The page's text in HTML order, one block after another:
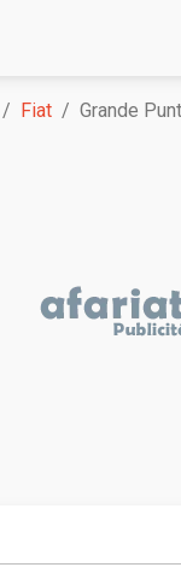
Fiat Grande